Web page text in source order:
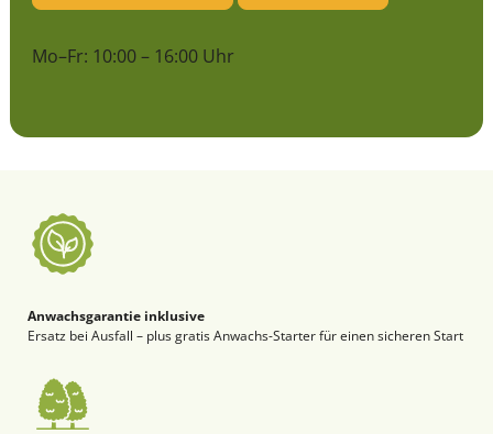
Mo–Fr: 10:00 – 16:00 Uhr
Anwachsgarantie inklusive
Ersatz bei Ausfall – plus gratis Anwachs-Starter für einen sicheren Start